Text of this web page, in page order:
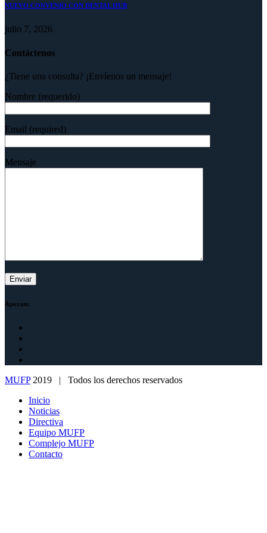
NUEVO CONVENIO CON DENTAL HUB
julio 7, 2026
Contáctenos
¿Tiene una consulta? ¡Envíenos un mensaje!
Nombre (requerido)
Email (required)
Mensaje
Apoyan:
MUFP2019 | Todos los derechos reservados
Inicio
Noticias
Directiva
Equipo MUFP
Complejo MUFP
Contacto